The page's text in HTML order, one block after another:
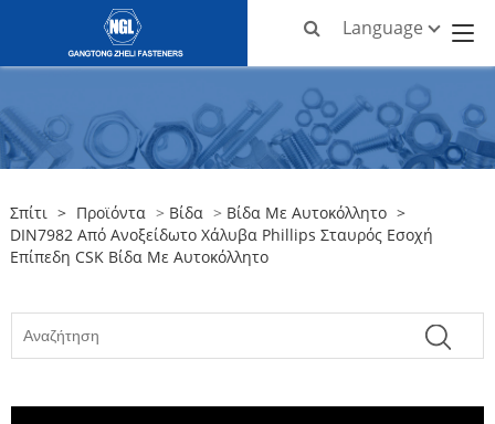
Language
Σπίτι > Προϊόντα > Βίδα > Βίδα Με Αυτοκόλλητο >
DIN7982 Από Ανοξείδωτο Χάλυβα Phillips Σταυρός Εσοχή
Επίπεδη CSK Βίδα Με Αυτοκόλλητο